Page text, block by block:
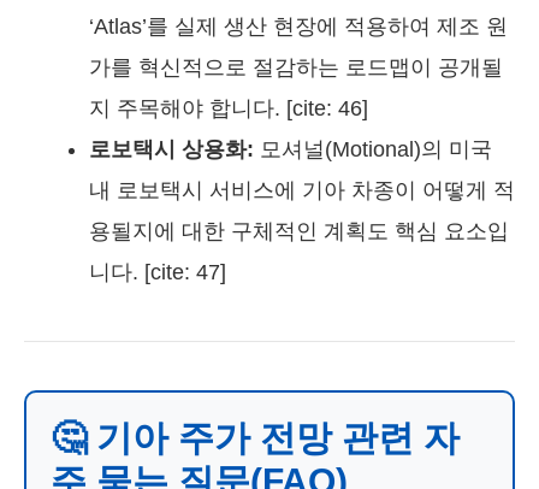
‘Atlas’를 실제 생산 현장에 적용하여 제조 원
가를 혁신적으로 절감하는 로드맵이 공개될
지 주목해야 합니다. [cite: 46]
로보택시 상용화: 모셔널(Motional)의 미국
내 로보택시 서비스에 기아 차종이 어떻게 적
용될지에 대한 구체적인 계획도 핵심 요소입
니다. [cite: 47]
🤔 기아 주가 전망 관련 자